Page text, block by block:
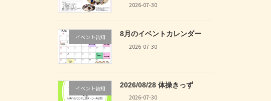
2026-07-30
イベント告知
8月のイベントカレンダー
2026-07-30
イベント告知
2026/08/28 体操きっず
2026-07-30